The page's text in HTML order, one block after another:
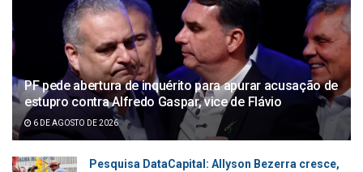
PF pede abertura de inquérito para apurar acusação de
estupro contra Alfredo Gaspar, vice de Flávio
6 DE AGOSTO DE 2026
Pesquisa DataCapital: Allyson Bezerra cresce,